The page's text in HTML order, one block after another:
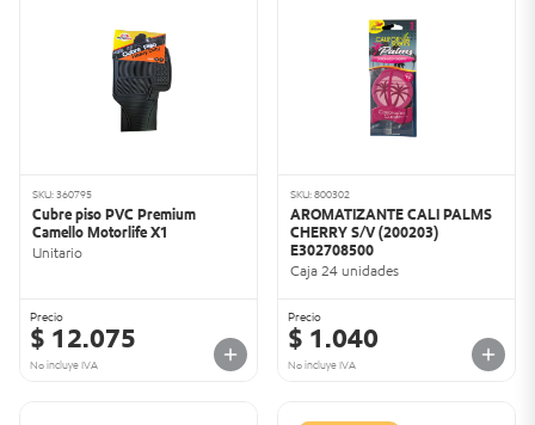
SKU: 360795
Cubre piso PVC Premium
Camello Motorlife X1
Unitario
Precio
$ 12.075
No incluye IVA
SKU: 800302
AROMATIZANTE CALI PALMS
CHERRY S/V (200203)
E302708500
Caja 24 unidades
Precio
$ 1.040
No incluye IVA